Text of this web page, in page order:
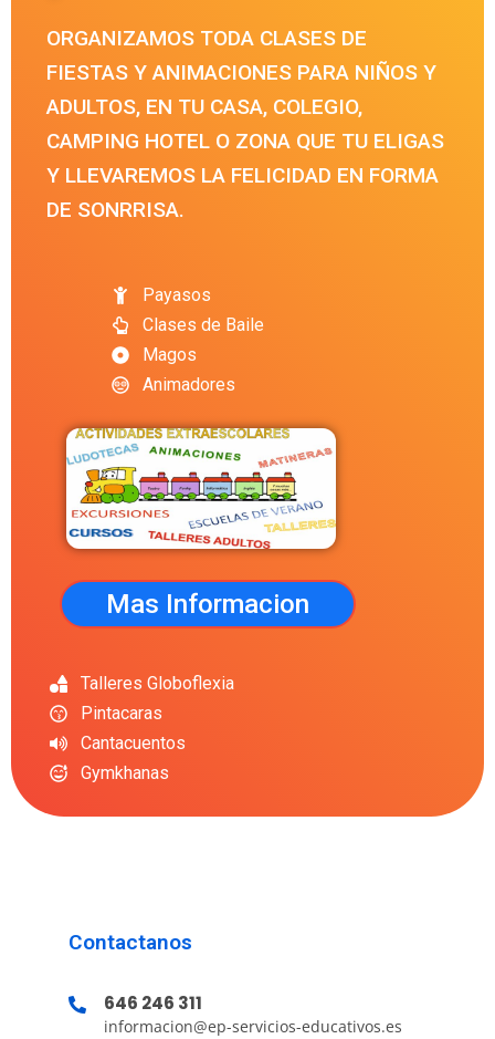
ORGANIZAMOS TODA CLASES DE
FIESTAS Y ANIMACIONES PARA NIÑOS Y
ADULTOS, EN TU CASA, COLEGIO,
CAMPING HOTEL O ZONA QUE TU ELIGAS
Y LLEVAREMOS LA FELICIDAD EN FORMA
DE SONRRISA.
Payasos
Clases de Baile
Magos
Animadores
Mas Informacion
Talleres Globoflexia
Pintacaras
Cantacuentos
Gymkhanas
Contactanos
646 246 311
informacion@ep-servicios-educativos.es